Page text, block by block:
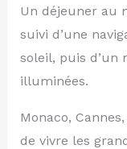
Un déjeuner au
suivi d’une
soleil, puis d’un
illuminées.
Monaco,
de vivre les